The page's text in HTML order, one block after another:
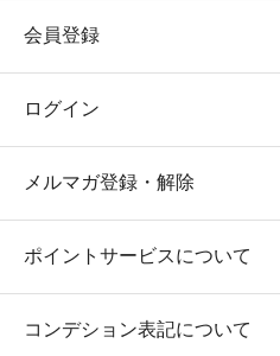
会員登録
ログイン
メルマガ登録・解除
ポイントサービスについて
コンデション表記について